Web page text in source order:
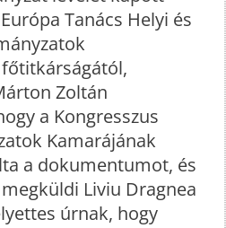
Tanács Helyi és
Zoltán
a Kongresszus
Kamarájának
a dokumentumot, és
Liviu Dragnea
úrnak, hogy